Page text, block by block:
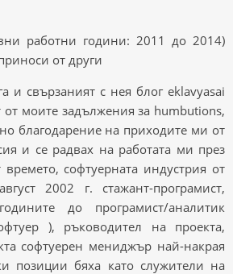
работни години: 2011 до 2014)
от други
и свързаният с нея блог eklavyasai
от моите задължения за humbutions,
благодарение на приходите ми от
и се радвах на работата ми през
времето, софтуерната индустрия от
2002 г. стажант-програмист,
до програмист/аналитик
), ръководител на проекта,
софтуерен мениджър най-накрая
позиции бяха като служители на